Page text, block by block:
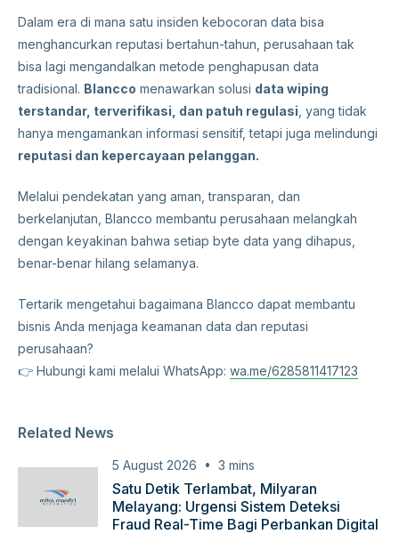
Dalam era di mana satu insiden kebocoran data bisa
menghancurkan reputasi bertahun-tahun, perusahaan tak
bisa lagi mengandalkan metode penghapusan data
tradisional. Blancco menawarkan solusi data wiping
terstandar, terverifikasi, dan patuh regulasi , yang tidak
hanya mengamankan informasi sensitif, tetapi juga melindungi
reputasi dan kepercayaan pelanggan.
Melalui pendekatan yang aman, transparan, dan
berkelanjutan, Blancco membantu perusahaan melangkah
dengan keyakinan bahwa setiap byte data yang dihapus,
benar-benar hilang selamanya.
Tertarik mengetahui bagaimana Blancco dapat membantu
bisnis Anda menjaga keamanan data dan reputasi
perusahaan?
👉 Hubungi kami melalui WhatsApp: wa.me/6285811417123
Related News
5 August 2026 3 mins
Satu Detik Terlambat, Milyaran
Melayang: Urgensi Sistem Deteksi
Fraud Real-Time Bagi Perbankan Digital